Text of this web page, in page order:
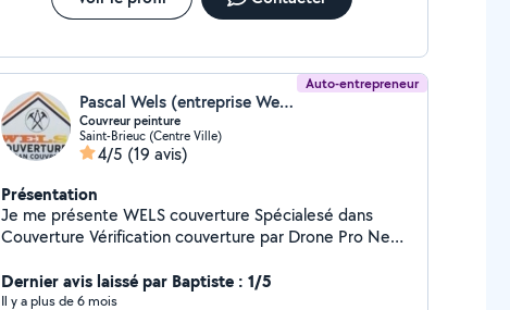
Auto-entrepreneur
Pascal Wels (entreprise Wels)
Couvreur peinture
Saint-Brieuc (Centre Ville)
4/5 (19 avis)
Présentation
Je me présente WELS couverture Spécialesé dans
Couverture Vérification couverture par Drone Pro Neuf-
Recherche fuite Zinguerie Changement de gouttière
Pose de Velux avec ou sans modification Peinture
Dernier avis laissé par Baptiste : 1/5
Il y a plus de 6 mois